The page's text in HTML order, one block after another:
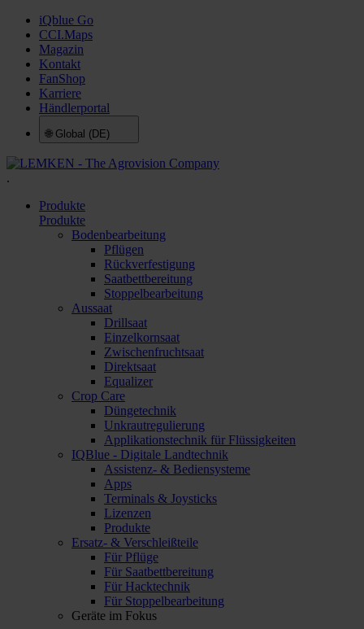
iQblue Go
CCI.Maps
Magazin
Kontakt
FanShop
Karriere
Händlerportal
🌐 Global (DE)
.
Produkte
Produkte
Bodenbearbeitung
Pflügen
Rückverfestigung
Saatbettbereitung
Stoppelbearbeitung
Aussaat
Drillsaat
Einzelkornsaat
Zwischenfruchtsaat
Direktsaat
Equalizer
Crop Care
Düngetechnik
Unkrautregulierung
Applikationstechnik für Flüssigkeiten
IQBlue - Digitale Landtechnik
Assistenz- & Bediensysteme
Apps
Terminals & Joysticks
Lizenzen
Produkte
Ersatz- & Verschleißteile
Für Pflüge
Für Saatbettbereitung
Für Hacktechnik
Für Stoppelbearbeitung
Geräte im Fokus